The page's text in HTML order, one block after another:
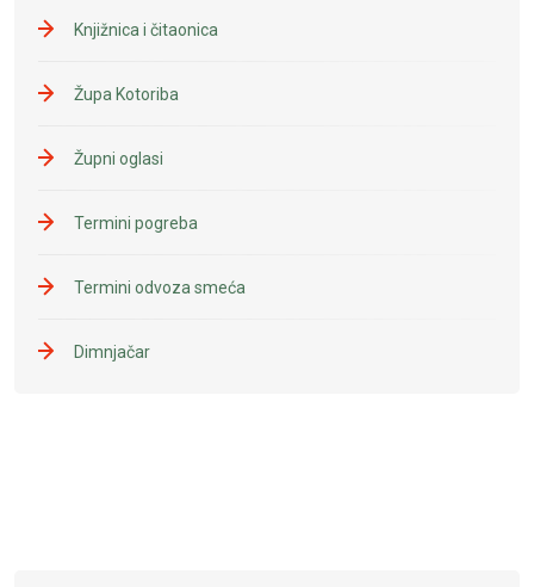
Knjižnica i čitaonica
Župa Kotoriba
Župni oglasi
Termini pogreba
Termini odvoza smeća
Dimnjačar